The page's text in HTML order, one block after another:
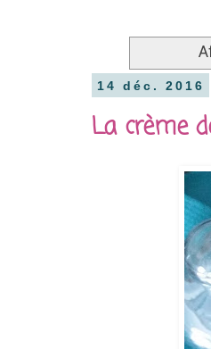
14 déc. 2016
La crème